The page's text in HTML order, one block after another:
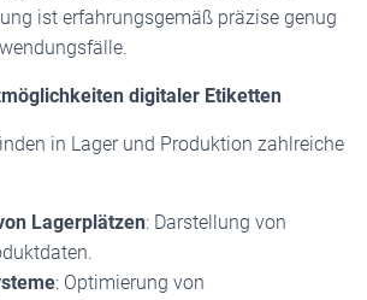
ist erfahrungsgemäß präzise genug
digitaler Etiketten
in Lager und Produktion zahlreiche
Lagerplätzen: Darstellung von
: Optimierung von